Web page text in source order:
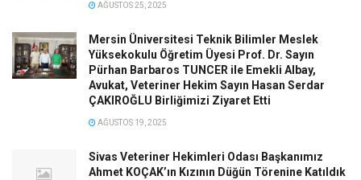
AĞUSTOS 25, 2025
Mersin Üniversitesi Teknik Bilimler Meslek
Yüksekokulu Öğretim Üyesi Prof. Dr. Sayın
Pürhan Barbaros TUNCER ile Emekli Albay,
Avukat, Veteriner Hekim Sayın Hasan Serdar
ÇAKIROĞLU Birliğimizi Ziyaret Etti
AĞUSTOS 19, 2025
Sivas Veteriner Hekimleri Odası Başkanımız
Ahmet KOÇAK’ın Kızının Düğün Törenine Katıldık